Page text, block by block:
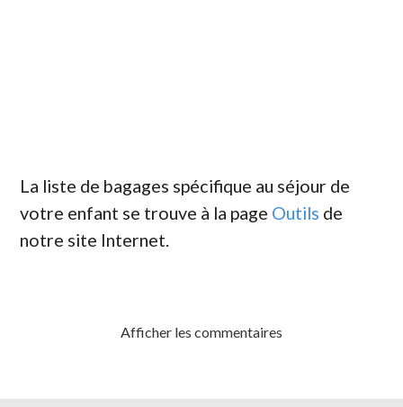
La liste de bagages spécifique au séjour de
votre enfant se trouve à la page Outils de
notre site Internet.
Afficher les commentaires